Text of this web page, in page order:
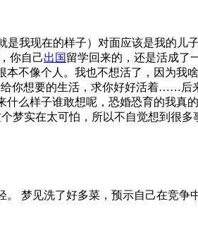
我现在的样子）对面应该是我的儿
你自己出国留学回来的，还是活成了
本不像个人。我也不想活了，因为
给你想要的生活，求你好好活着……
么样子谁敢想呢，恐婚恐育的我
梦实在太可怕，所以不自觉想到很多
梦见洗了好多菜，预示自己在竞